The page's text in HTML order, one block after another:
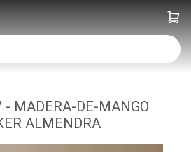
- MADERA-DE-MANGO
ALMENDRA